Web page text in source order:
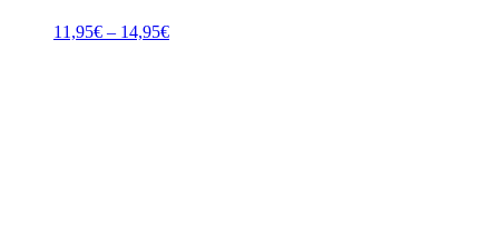
11,95€ – 14,95€Preisspanne: